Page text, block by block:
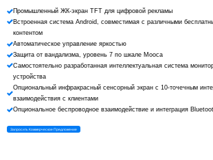
Промышленный ЖК-экран TFT для цифровой рекламы
Встроенная система Android, совместимая с различными
контентом
Автоматическое управление яркостью
Защита от вандализма, уровень 7 по шкале Мооса
Самостоятельно разработанная интеллектуальная система
устройства
Опциональный инфракрасный сенсорный экран с 10-точечным
взаимодействия с клиентами
Опциональное беспроводное взаимодействие и интеграция
Запросить Коммерческое Предложение